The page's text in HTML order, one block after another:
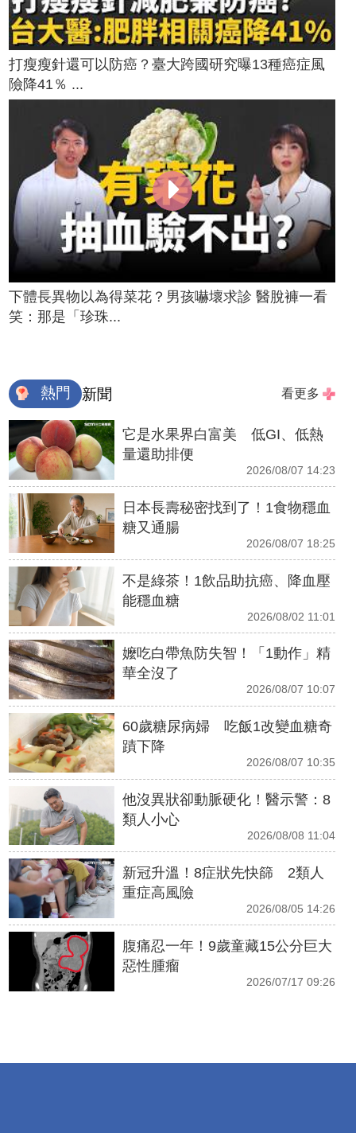
打瘦瘦針還可以防癌？臺大跨國研究曝13種癌症風
險降41％ ...
下體長異物以為得菜花？男孩嚇壞求診 醫脫褲一看
笑：那是「珍珠...
熱門 新聞 看更多
它是水果界白富美 低GI、低熱
量還助排便
2026/08/07 14:23
日本長壽秘密找到了！1食物穩血
糖又通腸
2026/08/07 18:25
不是綠茶！1飲品助抗癌、降血壓
能穩血糖
2026/08/02 11:01
嬤吃白帶魚防失智！「1動作」精
華全沒了
2026/08/07 10:07
60歲糖尿病婦 吃飯1改變血糖奇
蹟下降
2026/08/07 10:35
他沒異狀卻動脈硬化！醫示警：8
類人小心
2026/08/08 11:04
新冠升溫！8症狀先快篩 2類人
重症高風險
2026/08/05 14:26
腹痛忍一年！9歲童藏15公分巨大
惡性腫瘤
2026/07/17 09:26